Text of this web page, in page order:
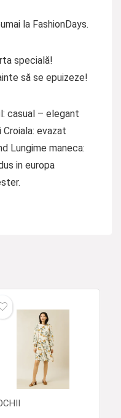
la FashionDays.
specială!
să se epuizeze!
casual – elegant
evazat
Lungime maneca:
in europa